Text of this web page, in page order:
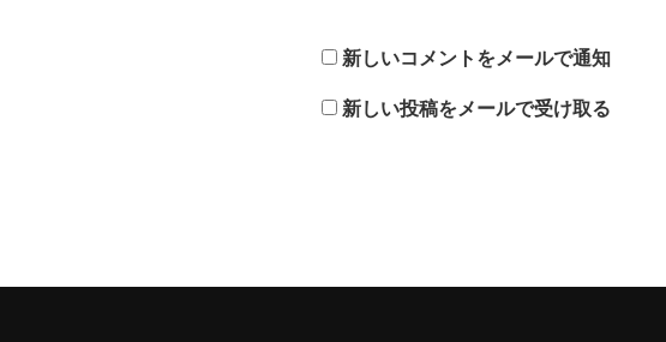
新しいコメントをメールで通知
新しい投稿をメールで受け取る